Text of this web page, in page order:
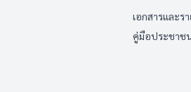
เอกสารและร
คู่มือประชาช